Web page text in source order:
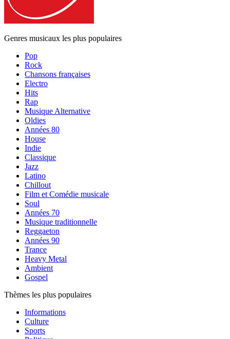
Genres musicaux les plus populaires
Pop
Rock
Chansons françaises
Electro
Hits
Rap
Musique Alternative
Oldies
Années 80
House
Indie
Classique
Jazz
Latino
Chillout
Film et Comédie musicale
Soul
Années 70
Musique traditionnelle
Reggaeton
Années 90
Trance
Heavy Metal
Ambient
Gospel
Thèmes les plus populaires
Informations
Culture
Sports